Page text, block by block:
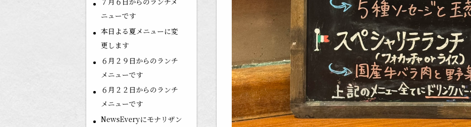
ニューです
本日よる夏メニューに変
更します
６月２９日からのランチ
メニューです
６月２２日からのランチ
メニューです
NewsEveryにモナリザン